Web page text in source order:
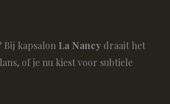
Bij kapsalon La Nancydraait het
of je nu kiest voor subtiele